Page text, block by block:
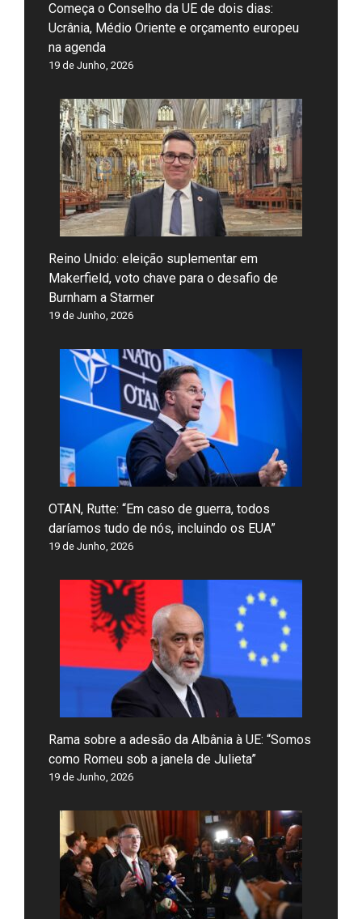
Começa o Conselho da UE de dois dias:
Ucrânia, Médio Oriente e orçamento europeu
na agenda
19 de Junho, 2026
Reino Unido: eleição suplementar em
Makerfield, voto chave para o desafio de
Burnham a Starmer
19 de Junho, 2026
OTAN, Rutte: “Em caso de guerra, todos
daríamos tudo de nós, incluindo os EUA”
19 de Junho, 2026
Rama sobre a adesão da Albânia à UE: “Somos
como Romeu sob a janela de Julieta”
19 de Junho, 2026